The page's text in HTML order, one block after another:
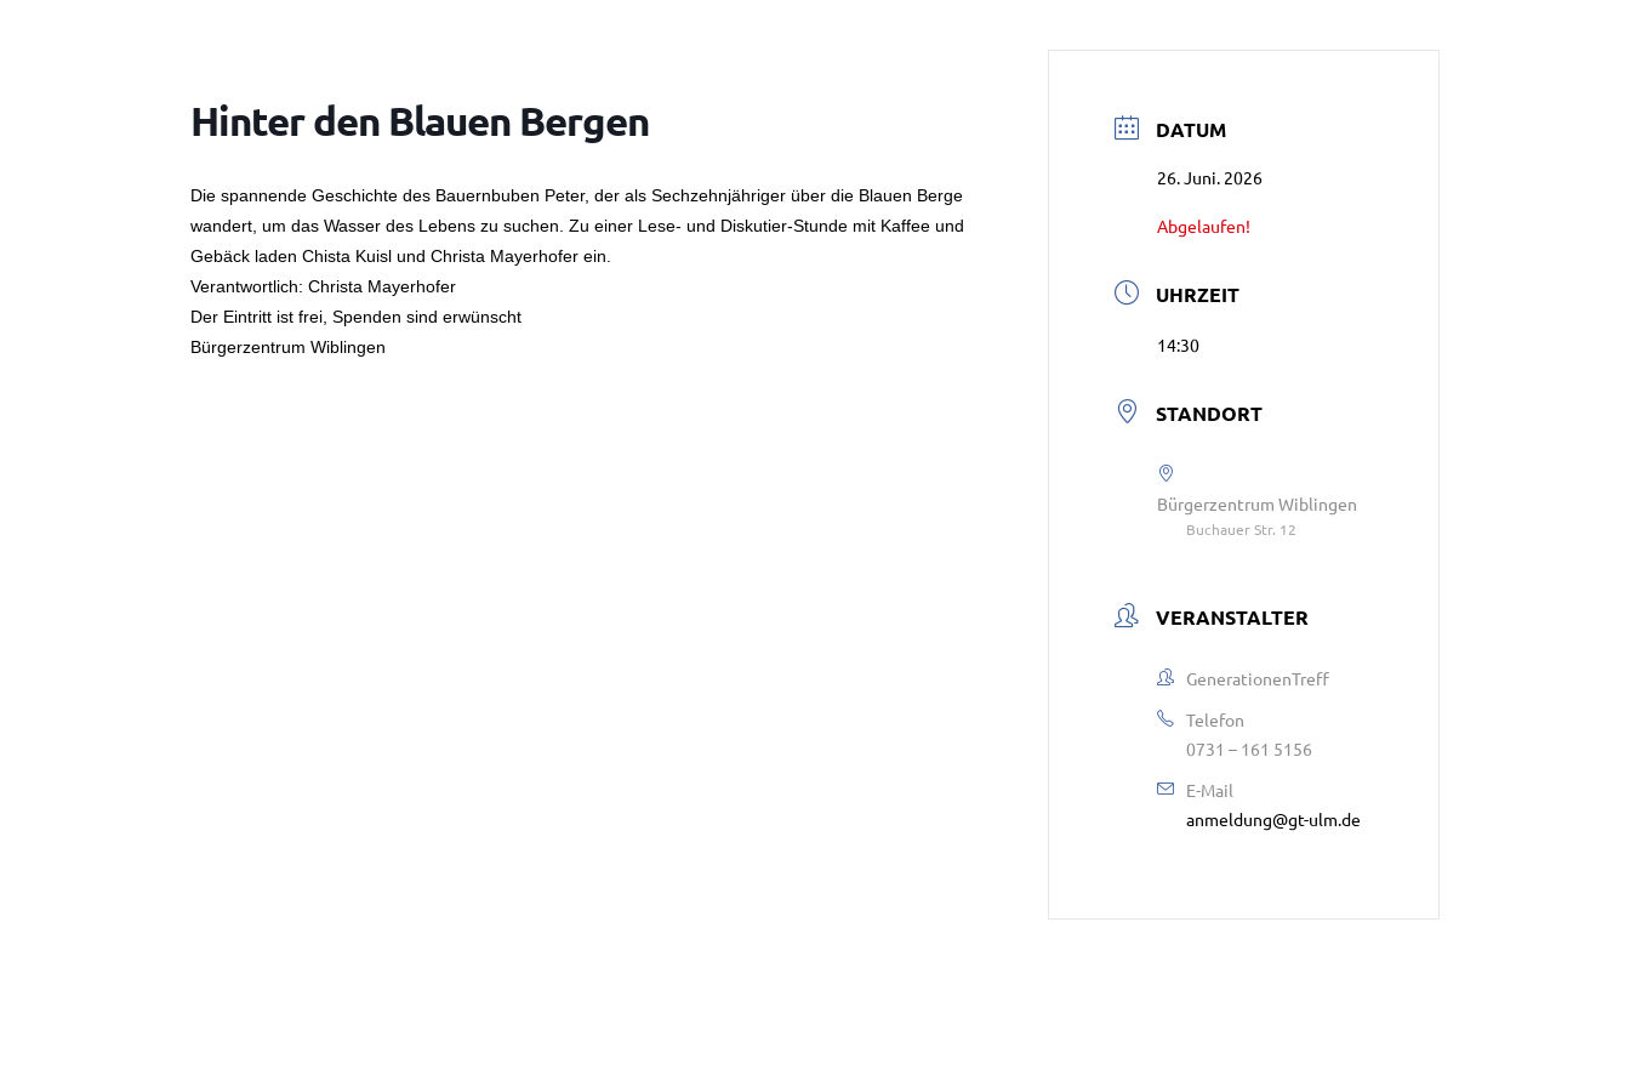
Hinter den Blauen Bergen
Die spannende Geschichte des Bauernbuben Peter, der als Sechzehnjähriger über die Blauen Berge
wandert, um das Wasser des Lebens zu suchen. Zu einer Lese- und Diskutier-Stunde mit Kaffee und
Gebäck laden Chista Kuisl und Christa Mayerhofer ein.
Verantwortlich: Christa Mayerhofer
Der Eintritt ist frei, Spenden sind erwünscht
Bürgerzentrum Wiblingen
DATUM
26. Juni. 2026
Abgelaufen!
UHRZEIT
14:30
STANDORT
Bürgerzentrum Wiblingen
Buchauer Str. 12
VERANSTALTER
GenerationenTreff
Telefon
0731 – 161 5156
E-Mail
anmeldung@gt-ulm.de